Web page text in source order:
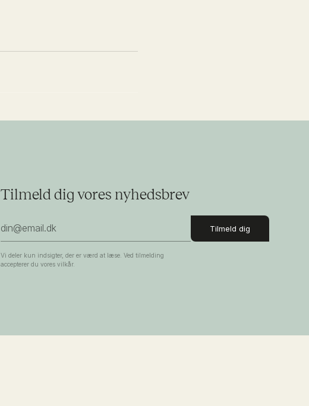
Tilmeld dig vores nyhedsbrev
Vi deler kun indsigter, der er værd at læse. Ved tilmelding
accepterer du vores vilkår.